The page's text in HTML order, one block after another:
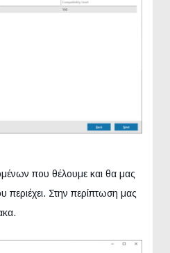
που θέλουμε και θα μας
περιέχει. Στην περίπτωση μας